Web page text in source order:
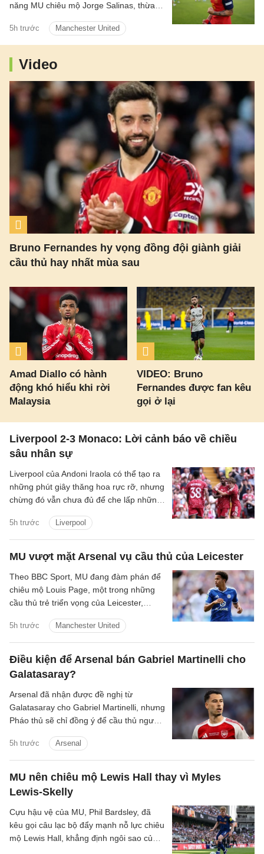
5h trước Manchester United
năng MU chiêu mộ Jorge Salinas, thừa
các ông lớn tiếp cận.
Video
Bruno Fernandes hy vọng đồng đội giành giải
cầu thủ hay nhất mùa sau
Amad Diallo có hành
động khó hiểu khi rời
Malaysia
VIDEO: Bruno
Fernandes được fan kêu
gọi ở lại
Liverpool 2-3 Monaco: Lời cảnh báo về chiều
sâu nhân sự
5h trước Liverpool
Liverpool của Andoni Iraola có thể tạo ra
những phút giây thăng hoa rực rỡ, nhưng
chừng đó vẫn chưa đủ để che lấp những
thể bùng lên dữ dội khi mọi mắt xích vận
hành đúng nhịp, song lại dễ chao đảo khi
cường độ suy giảm và sự kết nối bắt đầu
MU vượt mặt Arsenal vụ cầu thủ của Leicester
5h trước Manchester United
Theo BBC Sport, MU đang đàm phán để
chiêu mộ Louis Page, một trong những
cầu thủ trẻ triển vọng của Leicester,
Điều kiện để Arsenal bán Gabriel Martinelli cho
Galatasaray?
5h trước Arsenal
Arsenal đã nhận được đề nghị từ
Galatasaray cho Gabriel Martinelli, nhưng
Pháo thủ sẽ chỉ đồng ý để cầu thủ người
mới.
MU nên chiêu mộ Lewis Hall thay vì Myles
Lewis-Skelly
Cựu hậu vệ của MU, Phil Bardsley, đã
kêu gọi câu lạc bộ đẩy mạnh nỗ lực chiêu
mộ Lewis Hall, khẳng định ngôi sao của